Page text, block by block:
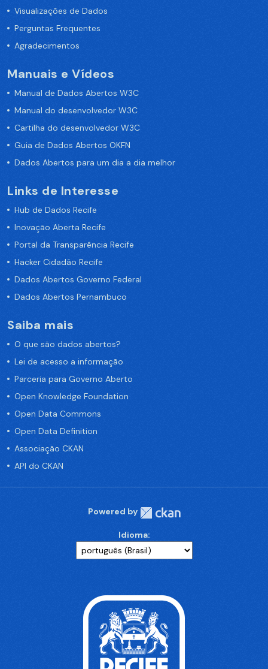
Visualizações de Dados
Perguntas Frequentes
Agradecimentos
Manuais e Vídeos
Manual de Dados Abertos W3C
Manual do desenvolvedor W3C
Cartilha do desenvolvedor W3C
Guia de Dados Abertos OKFN
Dados Abertos para um dia a dia melhor
Links de Interesse
Hub de Dados Recife
Inovação Aberta Recife
Portal da Transparência Recife
Hacker Cidadão Recife
Dados Abertos Governo Federal
Dados Abertos Pernambuco
Saiba mais
O que são dados abertos?
Lei de acesso a informação
Parceria para Governo Aberto
Open Knowledge Foundation
Open Data Commons
Open Data Definition
Associação CKAN
API do CKAN
Powered by
Idioma